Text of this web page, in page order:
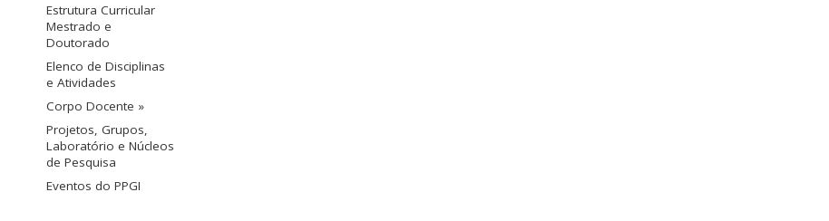
Estrutura Curricular
Mestrado e
Doutorado
Elenco de Disciplinas
e Atividades
Corpo Docente »
Projetos, Grupos,
Laboratório e Núcleos
de Pesquisa
Eventos do PPGI